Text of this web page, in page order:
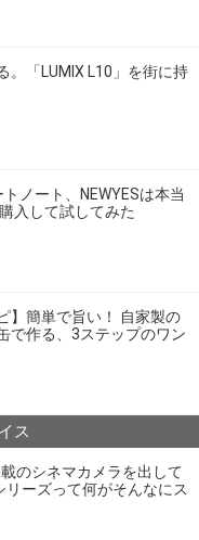
。「LUMIX L10」を街に持
ノート、NEWYESは本当
入して試してみた
】簡単で旨い！ 自家製の
で作る、3ステップのワン
ス
のシネマカメラを出して
リーズって何がそんなにス